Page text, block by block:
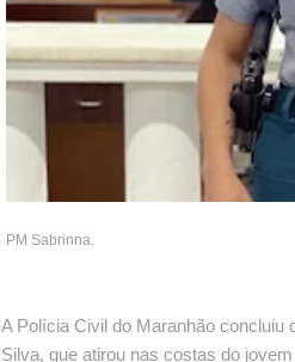
PM Sabrinna.
A Polícia Civil do Maranhão concluiu
Silva, que atirou nas costas do